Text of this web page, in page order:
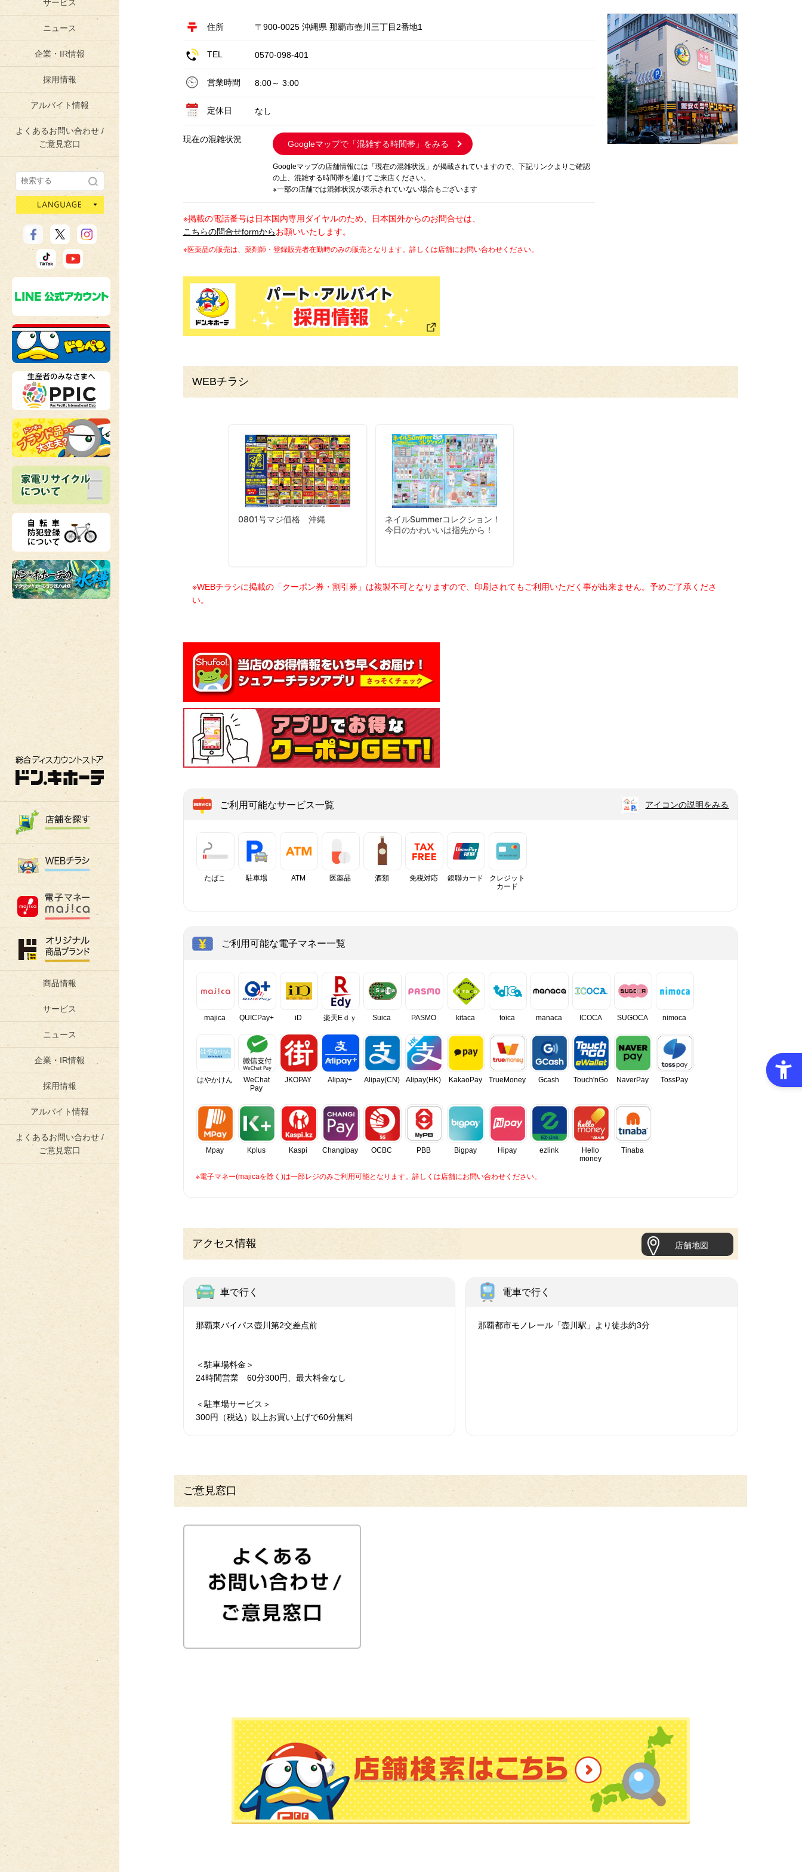
サービス
ニュース
企業・IR情報
採用情報
アルバイト情報
よくあるお問い合わせ /
ご意見窓口
総合ディスカウントストア ドン・キホーテ
商品情報
サービス
ニュース
企業・IR情報
採用情報
アルバイト情報
よくあるお問い合わせ /
ご意見窓口
住所 〒900-0025 沖縄県 那覇市壺川三丁目2番地1
TEL 0570-098-401
営業時間 8:00～ 3:00
定休日 なし
現在の混雑状況 Googleマップで「混雑する時間帯」をみる
Googleマップの店舗情報には「現在の混雑状況」が掲載されていますので、下記リンクよりご確認
の上、混雑する時間帯を避けてご来店ください。
※一部の店舗では混雑状況が表示されていない場合もございます
※掲載の電話番号は日本国内専用ダイヤルのため、日本国外からのお問合せは、
こちらの問合せformからお願いいたします。
※医薬品の販売は、薬剤師・登録販売者在勤時のみの販売となります。詳しくは店舗にお問い合わせください。
WEBチラシ
※WEBチラシに掲載の「クーポン券・割引券」は複製不可となりますので、印刷されてもご利用いただく事が出来ません。予めご了承くださ
い。
ご利用可能なサービス一覧 アイコンの説明をみる
たばこ 駐車場 ATM 医薬品 酒類 免税対応 銀聯カード
クレジット
カード
ご利用可能な電子マネー一覧
majica QUICPay+ iD 楽天Eｄｙ Suica PASMO kitaca toica manaca ICOCA SUGOCA nimoca
はやかけん
WeChat
Pay
JKOPAY Alipay+ Alipay(CN) Alipay(HK) KakaoPay TrueMoney Gcash Touch'nGo NaverPay TossPay
Mpay Kplus Kaspi Changipay OCBC PBB Bigpay Hipay ezlink
Hello
money
Tinaba
※電子マネー(majicaを除く)は一部レジのみご利用可能となります。詳しくは店舗にお問い合わせください。
アクセス情報 店舗地図
車で行く
那覇東バイパス壺川第2交差点前
＜駐車場料金＞
24時間営業 60分300円、最大料金なし
＜駐車場サービス＞
300円（税込）以上お買い上げで60分無料
電車で行く
那覇都市モノレール「壺川駅」より徒歩約3分
ご意見窓口